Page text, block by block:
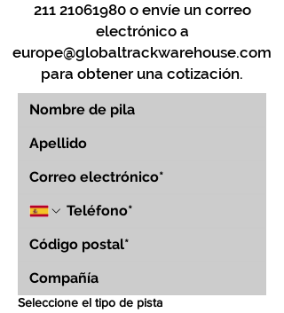
211 21061980o envíe un correo
electrónico a
europe@globaltrackwarehouse.com
para obtener una cotización.
Seleccione el tipo de pista